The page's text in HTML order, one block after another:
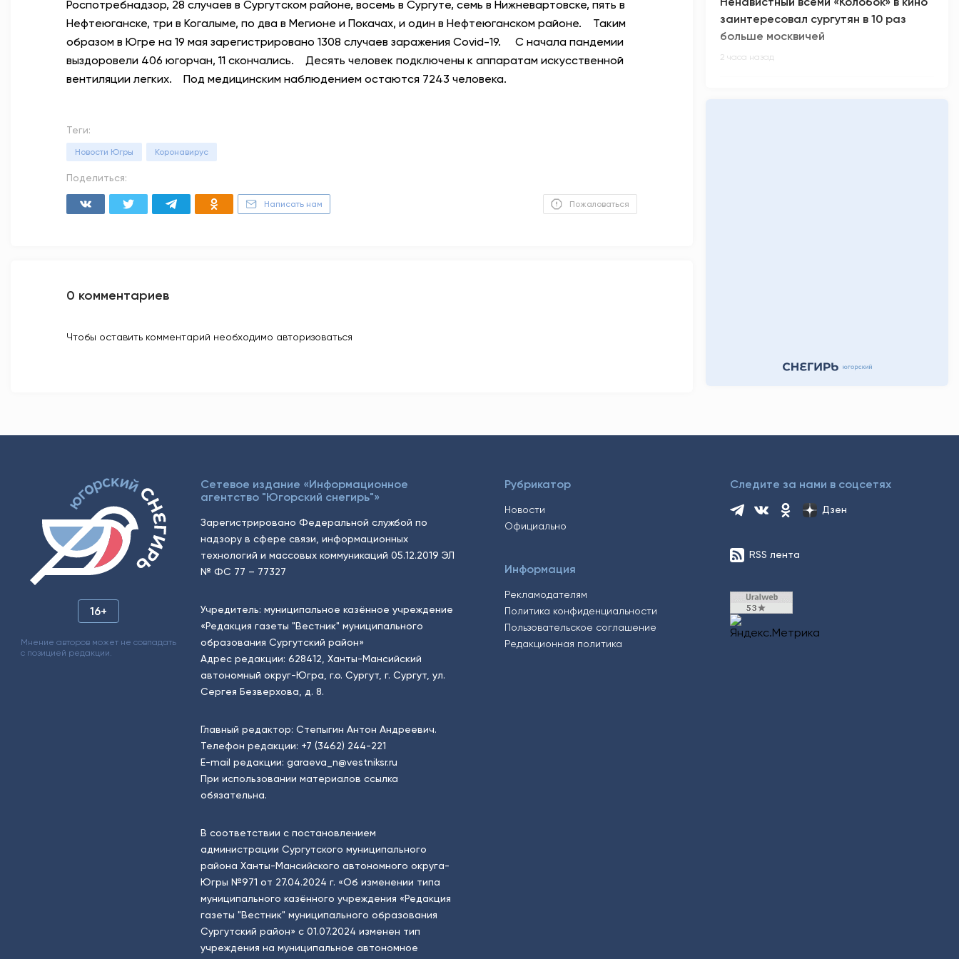
АНТИТЕРРОР
НОВОСТИ
Роспотребнадзор, 28 случаев в Сургутском районе, восемь в Сургуте, семь в Нижневартовске, пять в
Нефтеюганске, три в Когалыме, по два в Мегионе и Покачах, и один в Нефтеюганском районе.⠀ Таким
образом в Югре на 19 мая зарегистрировано 1308 случаев заражения Covid-19. ⠀ С начала пандемии
выздоровели 406 югорчан, 11 скончались.⠀ Десять человек подключены к аппаратам искусственной
вентиляции легких.⠀ Под медицинским наблюдением остаются 7243 человека.
Теги:
Новости Югры Коронавирус
Поделиться:
Написать нам Пожаловаться
0 комментариев
Чтобы оставить комментарий необходимо авторизоваться
заинтересовал сургутян в 10 раз
больше москвичей
2 часа назад
16+
Мнение авторов может не совпадать
с позицией редакции.
Сетевое издание «Информационное
агентство "Югорский снегирь"»
Зарегистрировано Федеральной службой по
надзору в сфере связи, информационных
технологий и массовых коммуникаций 05.12.2019 ЭЛ
№ ФС 77 – 77327
Учредитель: муниципальное казённое учреждение
«Редакция газеты "Вестник" муниципального
образования Сургутский район»
Адрес редакции: 628412, Ханты-Мансийский
автономный округ-Югра, г.о. Сургут, г. Сургут, ул.
Сергея Безверхова, д. 8.
Главный редактор: Степыгин Антон Андреевич.
Телефон редакции: +7 (3462) 244-221
E-mail редакции: garaeva_n@vestniksr.ru
При использовании материалов ссылка
обязательна.
В соответствии с постановлением
администрации Сургутского муниципального
района Ханты-Мансийского автономного округа-
Югры №971 от 27.04.2024 г. «Об изменении типа
муниципального казённого учреждения «Редакция
газеты "Вестник" муниципального образования
Сургутский район» с 01.07.2024 изменен тип
учреждения на муниципальное автономное
Рубрикатор
Новости
Официально
Информация
Рекламодателям
Политика конфиденциальности
Пользовательское соглашение
Редакционная политика
Следите за нами в соцсетях
Дзен
RSS лента